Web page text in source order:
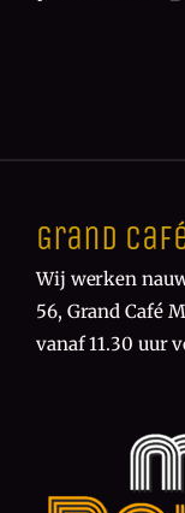
Grand
Wij werken
56, Grand Café
vanaf 11.30 uur